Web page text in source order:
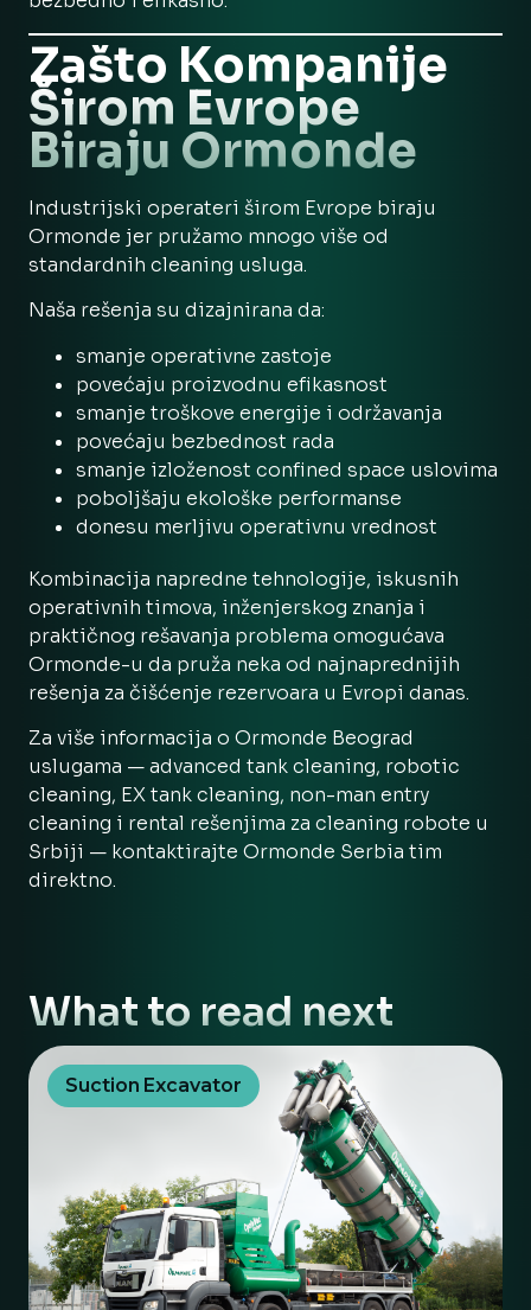
Zašto Kompanije
Širom Evrope
Biraju Ormonde
Industrijski operateri širom Evrope biraju
Ormonde jer pružamo mnogo više od
standardnih cleaning usluga.
Naša rešenja su dizajnirana da:
smanje operativne zastoje
povećaju proizvodnu efikasnost
smanje troškove energije i održavanja
povećaju bezbednost rada
smanje izloženost confined space uslovima
poboljšaju ekološke performanse
donesu merljivu operativnu vrednost
Kombinacija napredne tehnologije, iskusnih
operativnih timova, inženjerskog znanja i
praktičnog rešavanja problema omogućava
Ormonde-u da pruža neka od najnaprednijih
rešenja za čišćenje rezervoara u Evropi danas.
Za više informacija o Ormonde Beograd
uslugama — advanced tank cleaning, robotic
cleaning, EX tank cleaning, non-man entry
cleaning i rental rešenjima za cleaning robote u
Srbiji — kontaktirajte Ormonde Serbia tim
direktno.
What to read next
Suction Excavator